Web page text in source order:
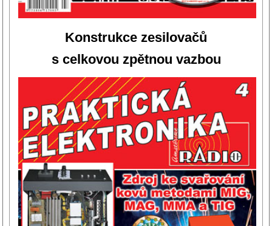
Konstrukce zesilovačů
s celkovou zpětnou vazbou